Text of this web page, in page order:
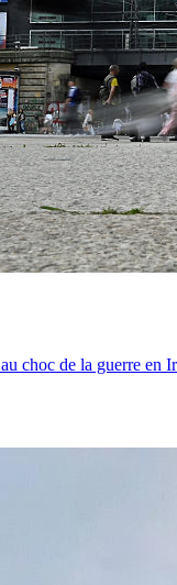
choc de la guerre en